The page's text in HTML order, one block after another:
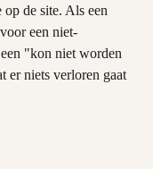
de site. Als een
een niet-
"kon niet worden
er niets verloren gaat